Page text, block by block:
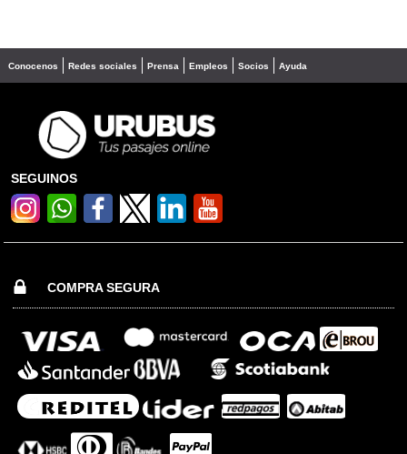
Conocenos Redes sociales Prensa Empleos Socios Ayuda
SEGUINOS
COMPRA SEGURA